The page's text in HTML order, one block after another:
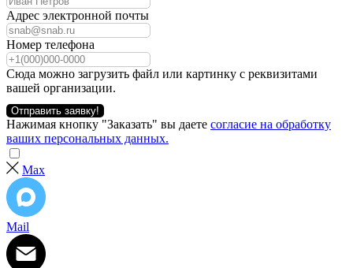
Адрес электронной почты
Номер телефона
Сюда можно загрузить файл или картинку с реквизитами
вашей организации.
Отправить заявку!
Нажимая кнопку "Заказать" вы даете согласие на обработку
ваших персональных данных.
Max
Mail